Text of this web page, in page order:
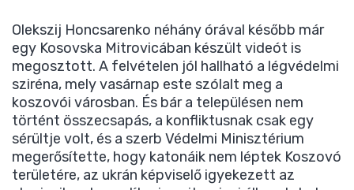
Olekszij Honcsarenko néhány órával később már
egy Kosovska Mitrovicában készült videót is
megosztott. A felvételen jól hallható a légvédelmi
sziréna, mely vasárnap este szólalt meg a
koszovói városban. És bár a településen nem
történt összecsapás, a konfliktusnak csak egy
sérültje volt, és a szerb Védelmi Minisztérium
megerősítette, hogy katonáik nem léptek Koszovó
területére, az ukrán képviselő igyekezett az